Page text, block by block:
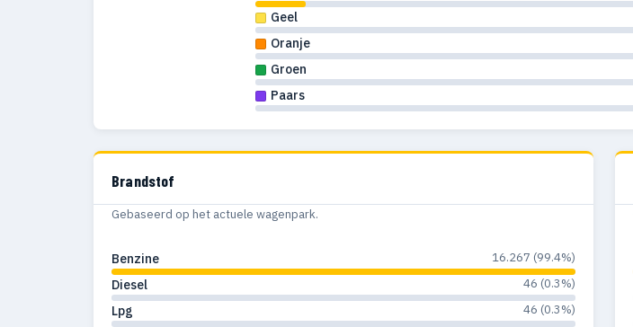
Geel
Oranje
Groen
Paars
Brandstof
Gebaseerd op het actuele wagenpark.
Benzine 16.267 (99.4%)
Diesel 46 (0.3%)
Lpg 46 (0.3%)